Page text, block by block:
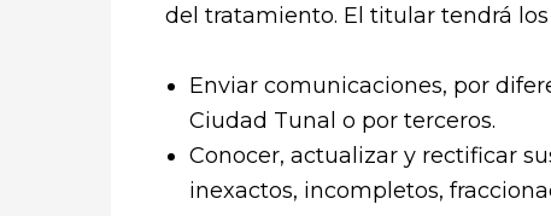
del tratamiento. El titular tendrá
Enviar comunicaciones, por
Ciudad Tunal o por terceros.
Conocer, actualizar y rectificar
inexactos, incompletos,